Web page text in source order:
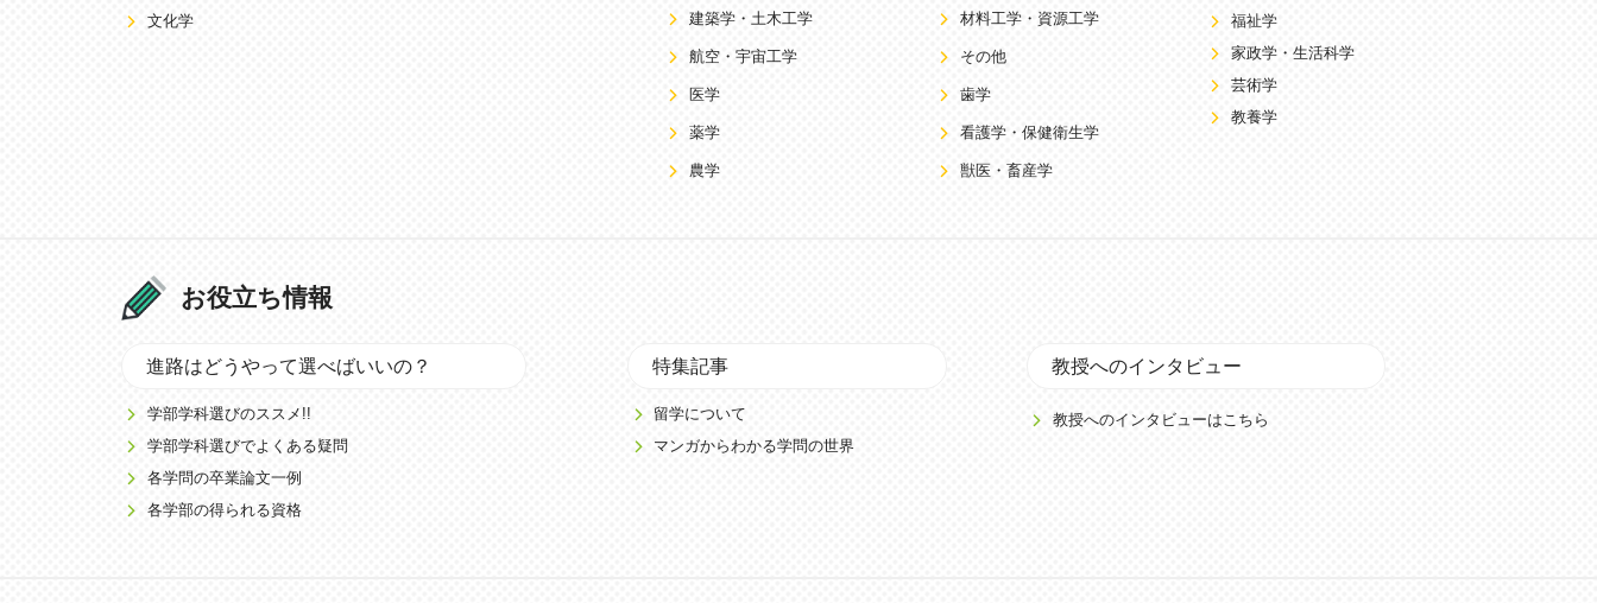
文化学
建築学・土木工学 材料工学・資源工学
航空・宇宙工学 その他
医学 歯学
薬学 看護学・保健衛生学
農学 獣医・畜産学
福祉学
家政学・生活科学
芸術学
教養学
お役立ち情報
進路はどうやって選べばいいの？
学部学科選びのススメ!!
学部学科選びでよくある疑問
各学問の卒業論文一例
各学部の得られる資格
特集記事
留学について
マンガからわかる学問の世界
教授へのインタビュー
教授へのインタビューはこちら